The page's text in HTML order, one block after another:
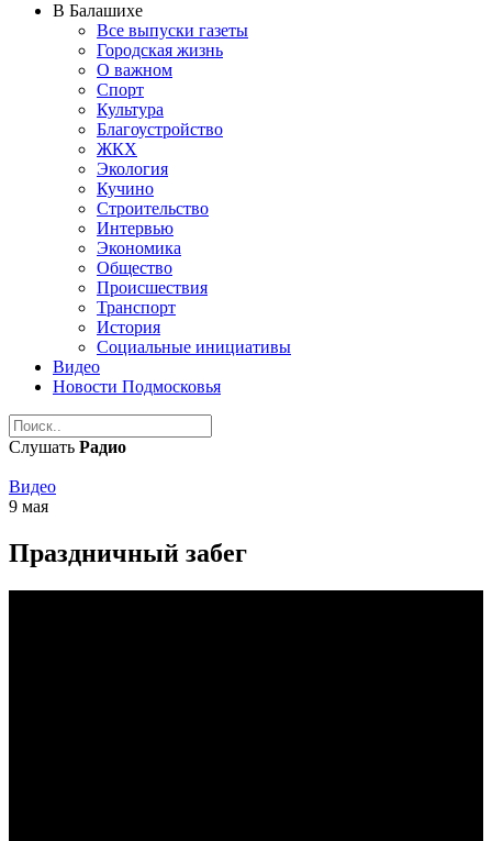
В Балашихе
Все выпуски газеты
Городская жизнь
О важном
Спорт
Культура
Благоустройство
ЖКХ
Экология
Кучино
Строительство
Интервью
Экономика
Общество
Происшествия
Транспорт
История
Социальные инициативы
Видео
Новости Подмосковья
Слушать Радио
Видео
9 мая
Праздничный забег